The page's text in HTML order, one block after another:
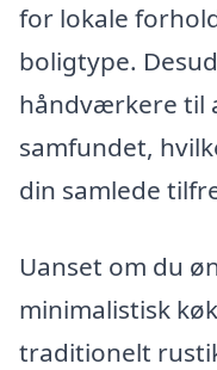
for lokale
boligtype.
håndværkere til
samfundet,
din samlede
Uanset om du
minimalistisk
traditionelt